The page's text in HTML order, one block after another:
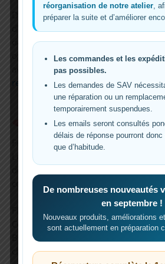
D’après les experts en aquariophilie,
élever légèrement le filtre au-
dans le bac ou la décantation. Cela
optimal et permet d’exploiter
avant déclenchement du spooling
reefbuilders.com.
Filtration dans un système récifal
Filtration mécanique
contre les nutriments
Complétez avec de labiofiltration
Berlin : roches vivantes, sable bien
changements d’eau réguliers
réorganisation de notre atelier,
préparer la suite et d’améliorer
Les commandes et les
pas possibles.
Les demandes de SAV
une réparation ou un
temporairement suspendues.
Les emails seront consultés
délais de réponse pourront
que d’habitude.
De nombreuses nouveautés
en septembre !
Nouveaux produits, améliorations
sont actuellement en préparation